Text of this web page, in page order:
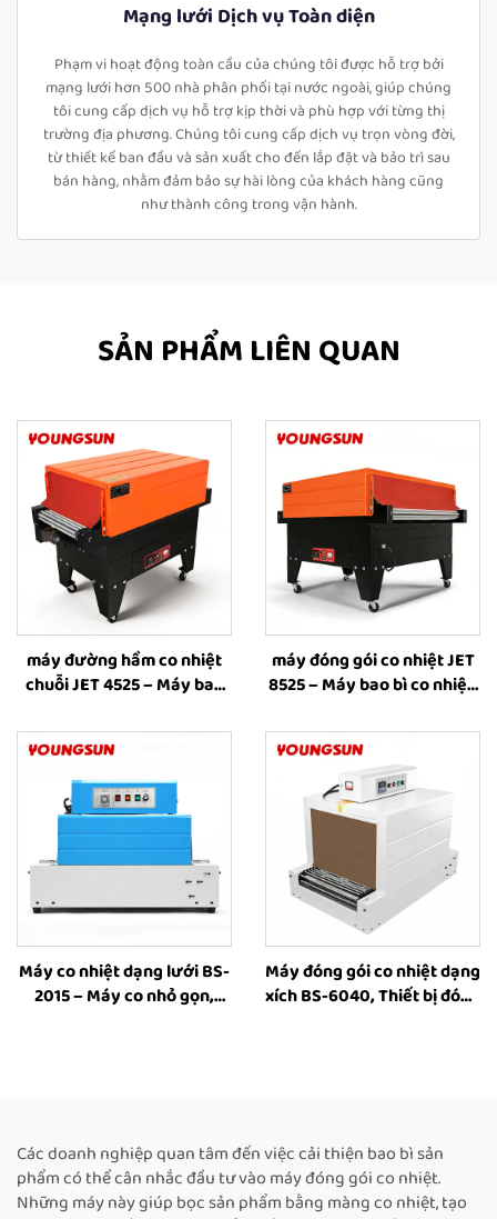
Mạng lưới Dịch vụ Toàn diện
Phạm vi hoạt động toàn cầu của chúng tôi được hỗ trợ bởi
mạng lưới hơn 500 nhà phân phối tại nước ngoài, giúp chúng
tôi cung cấp dịch vụ hỗ trợ kịp thời và phù hợp với từng thị
trường địa phương. Chúng tôi cung cấp dịch vụ trọn vòng đời,
từ thiết kế ban đầu và sản xuất cho đến lắp đặt và bảo trì sau
bán hàng, nhằm đảm bảo sự hài lòng của khách hàng cũng
như thành công trong vận hành.
SẢN PHẨM LIÊN QUAN
máy đường hầm co nhiệt
chuỗi JET 4525 – Máy bao
co nhiệt, thiết bị công
nghiệp dùng màng nhựa
plastic để bao bì sách, chai
và hộp
máy đóng gói co nhiệt JET
8525 – Máy bao bì co nhiệt,
gói co nhiệt dùng cho hộp
Máy co nhiệt dạng lưới BS-
2015 – Máy co nhỏ gọn,
Máy đóng gói co nhiệt dạng
xích BS-6040, Thiết bị đóng
Các doanh nghiệp quan tâm đến việc cải thiện bao bì sản
phẩm có thể cân nhắc đầu tư vào máy đóng gói co nhiệt.
Những máy này giúp bọc sản phẩm bằng màng co nhiệt, tạo